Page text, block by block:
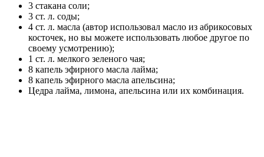
3 стакана соли;
3 ст. л. соды;
4 ст. л. масла (автор использовал масло из абрикосовых
косточек, но вы можете использовать любое другое по
своему усмотрению);
1 ст. л. мелкого зеленого чая;
8 капель эфирного масла лайма;
8 капель эфирного масла апельсина;
Цедра лайма, лимона, апельсина или их комбинация.